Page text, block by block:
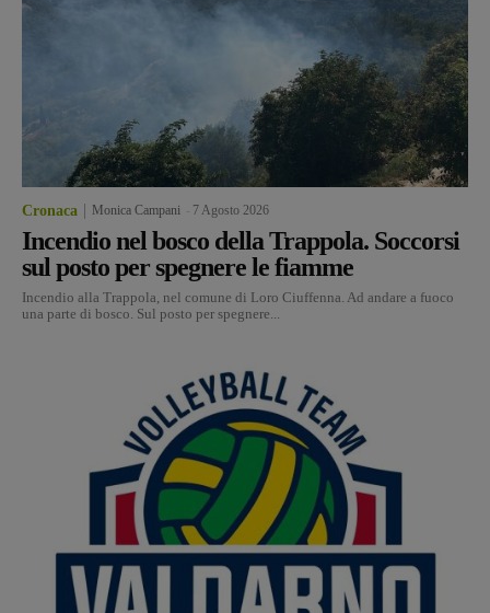
Cronaca Monica Campani 7 Agosto 2026
Incendio nel bosco della Trappola. Soccorsi
sul posto per spegnere le fiamme
Incendio alla Trappola, nel comune di Loro Ciuffenna. Ad andare a fuoco
una parte di bosco. Sul posto per spegnere...